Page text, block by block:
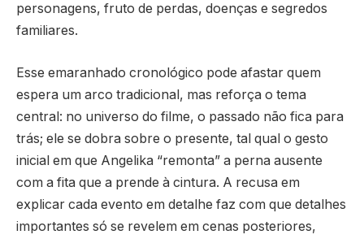
personagens, fruto de perdas, doenças e segredos
familiares.
Esse emaranhado cronológico pode afastar quem
espera um arco tradicional, mas reforça o tema
central: no universo do filme, o passado não fica para
trás; ele se dobra sobre o presente, tal qual o gesto
inicial em que Angelika “remonta” a perna ausente
com a fita que a prende à cintura. A recusa em
explicar cada evento em detalhe faz com que detalhes
importantes só se revelem em cenas posteriores,